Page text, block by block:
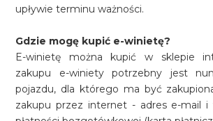
upływie terminu ważności.
Gdzie mogę kupić e-winietę?
E-winietę można kupić w sklepie
zakupu e-winiety potrzebny jest
pojazdu, dla którego ma być
zakupu przez internet - adres e-mail i